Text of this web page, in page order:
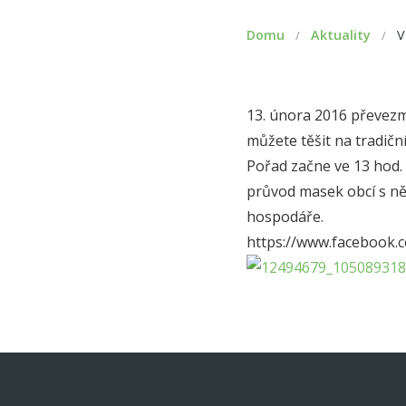
Domu / Aktuality /
13. února 2016
můžete těšit na
Pořad začne ve 13
průvod masek obcí s
hospodáře.
https://